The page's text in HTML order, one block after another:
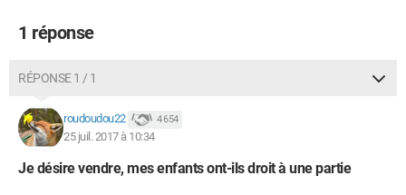
1 réponse
RÉPONSE 1 / 1
roudoudou22 4 654
25 juil. 2017 à 10:34
Je désire vendre, mes enfants ont-ils droit à une partie